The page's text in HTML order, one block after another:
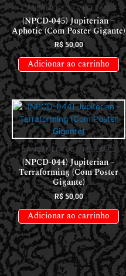
LANÇAMENTOS // RELEASES
(NPCD-045) Jupiterian –
Aphotic (Com Poster Gigante)
R$50,00
Adicionar ao carrinho
LANÇAMENTOS // RELEASES
(NPCD-044) Jupiterian –
Terraforming (Com Poster
Gigante)
R$50,00
Adicionar ao carrinho